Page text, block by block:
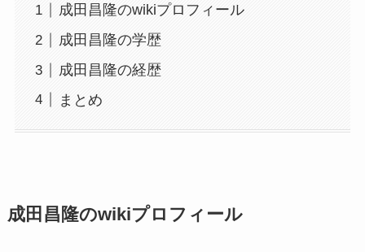
成田昌隆のwikiプロフィール
成田昌隆の学歴
成田昌隆の経歴
まとめ
成田昌隆のwikiプロフィール